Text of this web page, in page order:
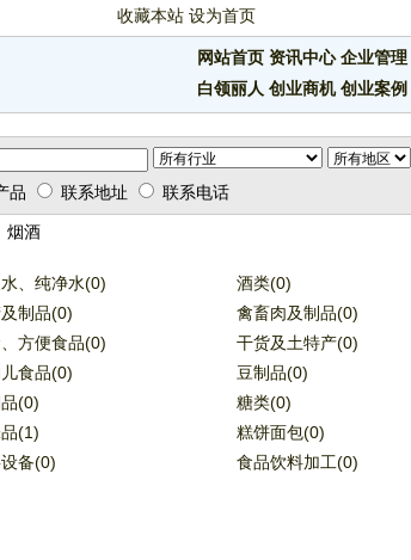
收藏本站 设为首页
网站首页 资讯中心 企业管理
白领丽人 创业商机 创业案例
品 联系地址 联系电话
烟酒
、纯净水(0) 酒类(0)
制品(0) 禽畜肉及制品(0)
方便食品(0) 干货及土特产(0)
食品(0) 豆制品(0)
(0) 糖类(0)
(1) 糕饼面包(0)
备(0) 食品饮料加工(0)